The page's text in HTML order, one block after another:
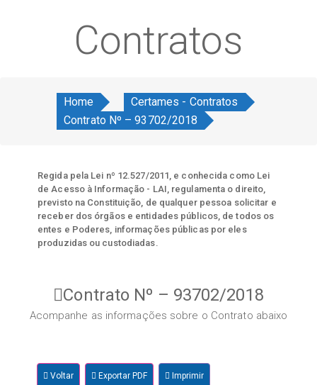
Contratos
Home
Certames - Contratos
Contrato Nº – 93702/2018
Regida pela Lei nº 12.527/2011, e conhecida como Lei
de Acesso à Informação - LAI, regulamenta o direito,
previsto na Constituição, de qualquer pessoa solicitar e
receber dos órgãos e entidades públicos, de todos os
entes e Poderes, informações públicas por eles
produzidas ou custodiadas.
Contrato Nº – 93702/2018
Acompanhe as informações sobre o Contrato abaixo
Voltar Exportar PDF Imprimir